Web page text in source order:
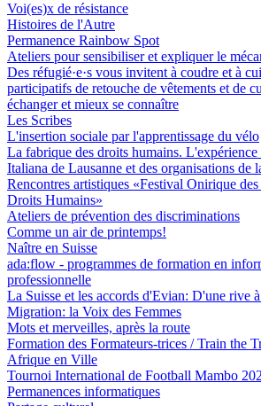
Voi(es)x de résistance
Histoires de l'Autre
Permanence Rainbow Spot
Ateliers pour sensibiliser et expliquer le
Des réfugié·e·s vous invitent à coudre et à
participatifs de retouche de vêtements et de
échanger et mieux se connaître
Les Scribes
L'insertion sociale par l'apprentissage du vélo
La fabrique des droits humains.
Italiana de Lausanne et des organisations de
Rencontres artistiques «Festival Onirique
Droits Humains»
Ateliers de prévention des discriminations
Comme un air de printemps!
Naître en Suisse
ada:flow - programmes de formation en
professionnelle
La Suisse et les accords d'Evian: D'une rive
Migration: la Voix des Femmes
Mots et merveilles, après la route
Formation des Formateurs-trices / Train the
Afrique en Ville
Tournoi International de Football Mambo
Permanences informatiques